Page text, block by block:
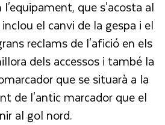
que s'acosta al
el canvi de la gespa i el
reclams de l'afició en els
dels accessos i també la
que se situarà a la
de l'antic marcador que el
al gol nord.